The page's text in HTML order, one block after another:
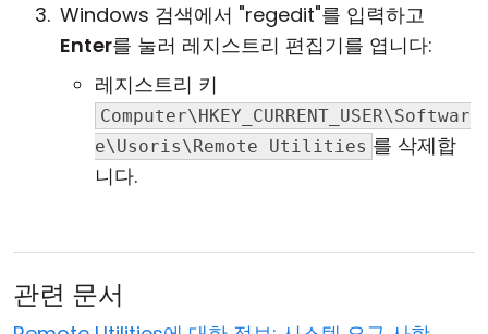
Windows 검색에서 "regedit"를 입력하고
Enter를 눌러 레지스트리 편집기를 엽니다:
레지스트리 키
Computer\HKEY_CURRENT_USER\Softwar
e\Usoris\Remote Utilities 를 삭제합
니다.
관련 문서